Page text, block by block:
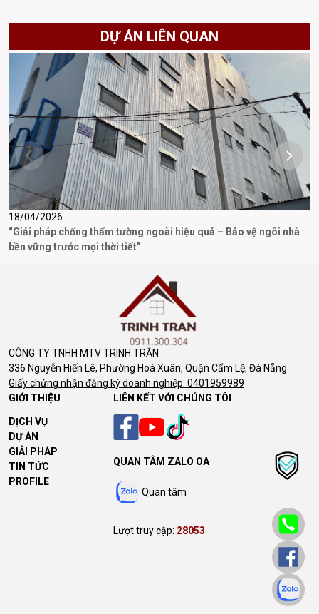
DỰ ÁN LIÊN QUAN
18/04/2026
“Giải pháp chống thấm tường ngoài hiệu quả – Bảo vệ ngôi nhà
bền vững trước mọi thời tiết”
CÔNG TY TNHH MTV TRINH TRẦN
336 Nguyễn Hiến Lê, Phường Hoà Xuân, Quận Cẩm Lệ, Đà Nẵng
Giấy chứng nhận đăng ký doanh nghiệp: 0401959989
GIỚI THIỆU
DỊCH VỤ
DỰ ÁN
GIẢI PHÁP
TIN TỨC
PROFILE
LIÊN KẾT VỚI CHÚNG TÔI
QUAN TÂM ZALO OA
Quan tâm
Lượt truy cập: 28053